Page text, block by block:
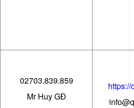
02703.839.859
Mr Huy GĐ